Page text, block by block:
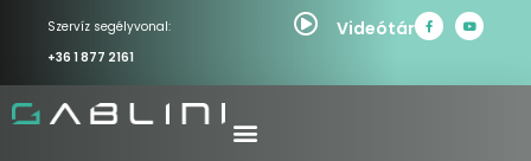
Szervíz segélyvonal:
+36 1 877 2161
Videótár